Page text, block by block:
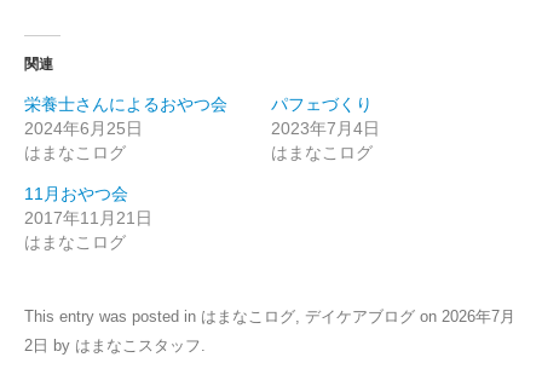
関連
栄養士さんによるおやつ会
2024年6月25日
はまなこログ
パフェづくり
2023年7月4日
はまなこログ
11月おやつ会
2017年11月21日
はまなこログ
This entry was posted in はまなこログ, デイケアブログ on 2026年7月
2日 by はまなこスタッフ.